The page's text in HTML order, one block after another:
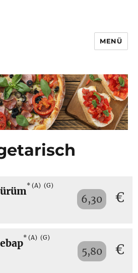
MENÜ
A G
6,30 €
A G
5,80 €